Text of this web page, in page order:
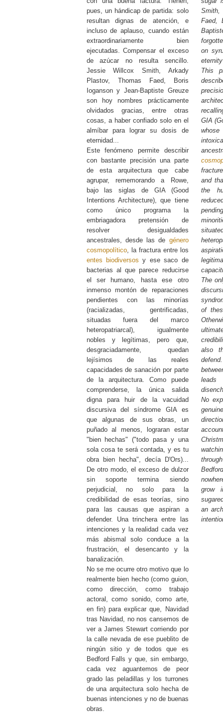
pues, un hándicap de partida: solo
resultan dignas de atención, e
incluso de aplauso, cuando están
extraordinariamente bien
ejecutadas. Compensar el exceso
de azúcar no resulta sencillo.
Jessie Willcox Smith, Arkady
Plastov, Thomas Faed, Boris
Ioganson y Jean-Baptiste Greuze
son hoy nombres prácticamente
olvidados gracias, entre otras
cosas, a haber confiado solo en el
almíbar para lograr su dosis de
eternidad...
Este fenómeno permite describir
con bastante precisión una parte
de esta arquitectura que cabe
agrupar, rememorando a Rowe,
bajo las siglas de GIA (Good
Intentions Architecture), que tiene
como único programa la
embriagadora pretensión de
resolver desigualdades
ancestrales, desde las de género
cosmopolítico, la fractura entre los
entes biodiversos y ese saco de
bacterias al que parece reducirse
el ser humano, hasta ese otro
inmenso montón de reparaciones
pendientes con las minorías
(racializadas, gentrificadas,
situadas fuera del marco
heteropatriarcal), igualmente
nobles y legítimas, pero que,
desgraciadamente, quedan
lejísimos de las reales
capacidades de sanación por parte
de la arquitectura. Como puede
comprenderse, la única salida
digna para huir de la vacuidad
discursiva del síndrome GIA es
que algunas de sus obras, un
puñado al menos, lograran estar
"bien hechas" ("todo pasa y una
sola cosa te será contada, y es tu
obra bien hecha", decía D'Ors)...
De otro modo, el exceso de dulzor
sin soporte termina siendo
perjudicial, no solo para la
credibilidad de esas teorías, sino
para las causas que aspiran a
defender. Una trinchera entre las
intenciones y la realidad cada vez
más abismal solo conduce a la
frustración, el desencanto y la
banalización.
No se me ocurre otro motivo que lo
realmente bien hecho (como guion,
como dirección, como trabajo
actoral, como sonido, como arte,
en fin) para explicar que, Navidad
tras Navidad, no nos cansemos de
ver a James Stewart corriendo por
la calle nevada de ese pueblito de
ningún sitio y de todos que es
Bedford Falls y que, sin embargo,
cada vez aguantemos de peor
grado las peladillas y los turrones
de una arquitectura solo hecha de
buenas intenciones y no de buenas
obras.
Faed,
on
This
GIA
and
the
The
of
also
No
grow
an